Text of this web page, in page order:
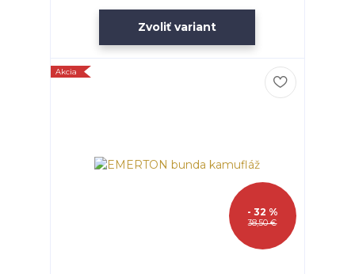
Zvoliť variant
Akcia
38,50 €
- 32 %